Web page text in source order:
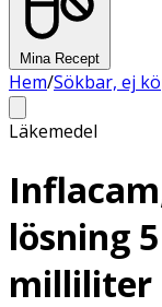
Mina Recept
Hem/Sökbar, ej
Läkemedel
lösning
milliliter